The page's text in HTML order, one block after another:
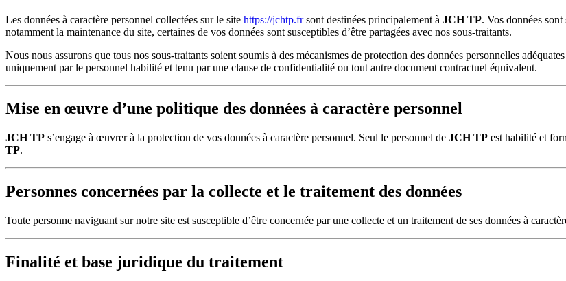
Les données à caractère personnel collectées sur le site https://jchtp.frsont destinées principalement à JCH TP. Vos données
notamment la maintenance du site, certaines de vos données sont susceptibles d’être partagées avec nos sous-traitants.
Nous nous assurons que tous nos sous-traitants soient soumis à des mécanismes de protection des données personnelles
uniquement par le personnel habilité et tenu par une clause de confidentialité ou tout autre document contractuel équivalent.
Mise en œuvre d’une politique des données à caractère personnel
JCH TP s’engage à œuvrer à la protection de vos données à caractère personnel. Seul le personnel de JCH TP est habilité et
TP.
Personnes concernées par la collecte et le traitement des données
Toute personne naviguant sur notre site est susceptible d’être concernée par une collecte et un traitement de ses données à
Finalité et base juridique du traitement